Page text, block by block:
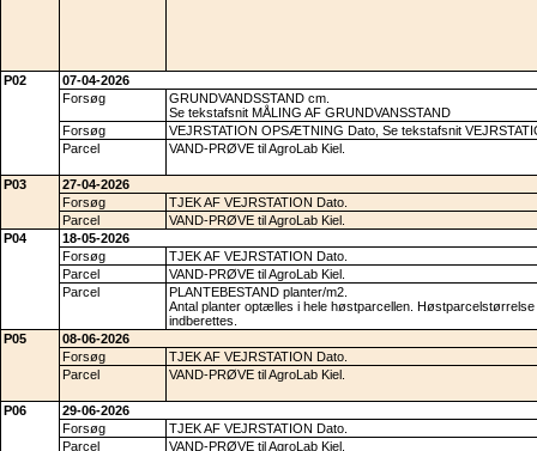
P02
07-04-2026
Forsøg
GRUNDVANDSSTAND cm.
Se tekstafsnit MÅLING AF GRUNDVANSSTAND
Forsøg
VEJRSTATION OPSÆTNING Dato, Se tekstafsnit
Parcel
VAND-PRØVE til AgroLab Kiel.
P03
27-04-2026
Forsøg
TJEK AF VEJRSTATION Dato.
Parcel
VAND-PRØVE til AgroLab Kiel.
P04
18-05-2026
Forsøg
TJEK AF VEJRSTATION Dato.
Parcel
VAND-PRØVE til AgroLab Kiel.
Parcel
PLANTEBESTAND planter/m2.
Antal planter optælles i hele høstparcellen. Høstparcelstørrelse
indberettes.
P05
08-06-2026
Forsøg
TJEK AF VEJRSTATION Dato.
Parcel
VAND-PRØVE til AgroLab Kiel.
P06
29-06-2026
Forsøg
TJEK AF VEJRSTATION Dato.
Parcel
VAND-PRØVE til AgroLab Kiel.